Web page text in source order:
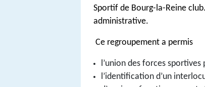
Sportif de Bourg-la-Reine
administrative.
Ce regroupement a permis
l’union des forces
l’identification d’un